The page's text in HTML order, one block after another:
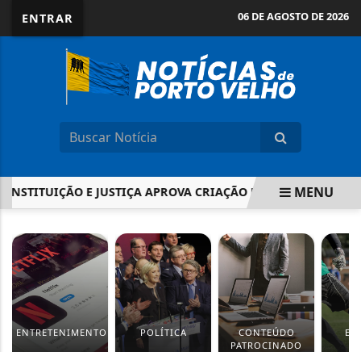
ENTRAR 06 DE AGOSTO DE 2026
E JUSTIÇA APROVA CRIAÇÃO DE ESTATUTO PARA
MENU
ENTRETENIMENTO POLÍTICA
CONTEÚDO
PATROCINADO